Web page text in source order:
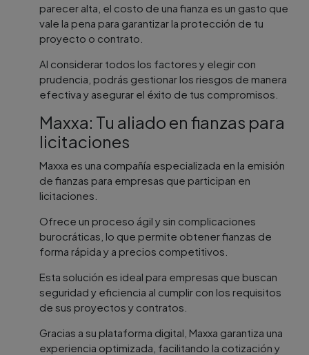
parecer alta, el costo de una fianza es un gasto que
vale la pena para garantizar la protección de tu
proyecto o contrato.
Al considerar todos los factores y elegir con
prudencia, podrás gestionar los riesgos de manera
efectiva y asegurar el éxito de tus compromisos.
Maxxa: Tu aliado en fianzas para
licitaciones
Maxxa es una compañía especializada en la emisión
de fianzas para empresas que participan en
licitaciones.
Ofrece un proceso ágil y sin complicaciones
burocráticas, lo que permite obtener fianzas de
forma rápida y a precios competitivos.
Esta solución es ideal para empresas que buscan
seguridad y eficiencia al cumplir con los requisitos
de sus proyectos y contratos.
Gracias a su plataforma digital, Maxxa garantiza una
experiencia optimizada, facilitando la cotización y